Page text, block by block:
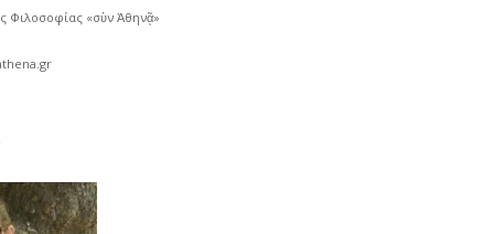
Φιλοσοφίας «σὺν Ἀθηνᾷ»